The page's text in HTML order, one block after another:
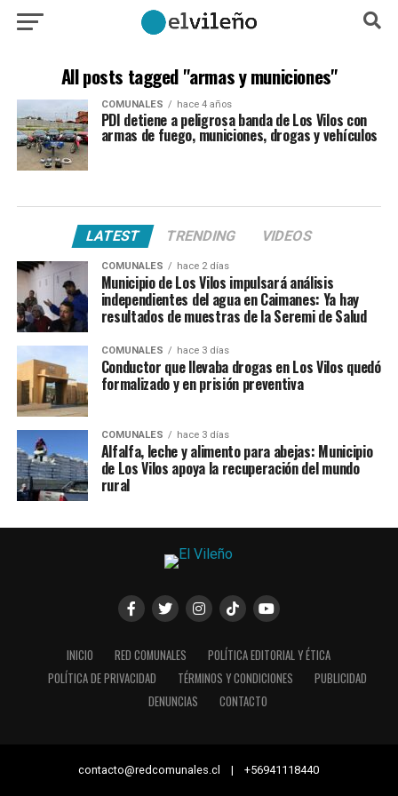
All posts tagged "armas y municiones"
COMUNALES hace 4 años
PDI detiene a peligrosa banda de Los Vilos con
armas de fuego, municiones, drogas y vehículos
LATEST TRENDING VIDEOS
COMUNALES hace 2 días
Municipio de Los Vilos impulsará análisis
independientes del agua en Caimanes: Ya hay
resultados de muestras de la Seremi de Salud
COMUNALES hace 3 días
Conductor que llevaba drogas en Los Vilos quedó
formalizado y en prisión preventiva
COMUNALES hace 3 días
Alfalfa, leche y alimento para abejas: Municipio
de Los Vilos apoya la recuperación del mundo
rural
INICIO RED COMUNALES
POLÍTICA EDITORIAL Y ÉTICA
POLÍTICA DE PRIVACIDAD
TÉRMINOS Y CONDICIONES
PUBLICIDAD
DENUNCIAS
CONTACTO
contacto@redcomunales.cl | +56941118440